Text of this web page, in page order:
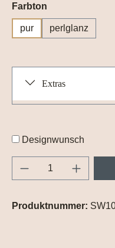
Farbton
pur perlglanz
Extras
Designwunsch
Produkt Anzahl:
Produktnummer: